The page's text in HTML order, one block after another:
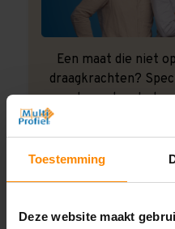
Toestemming
Deze website maakt
Een maat die niet
draagkrachten?
experts werken het
Contact